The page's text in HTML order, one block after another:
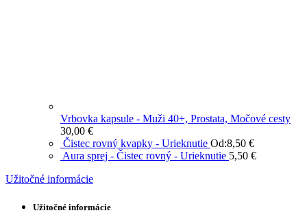
Vrbovka kapsule - Muži 40+, Prostata, Močové cesty
30,00 €
Čistec rovný kvapky - Urieknutie Od:8,50 €
Aura sprej - Čistec rovný - Urieknutie 5,50 €
Užitočné informácie
Užitočné informácie